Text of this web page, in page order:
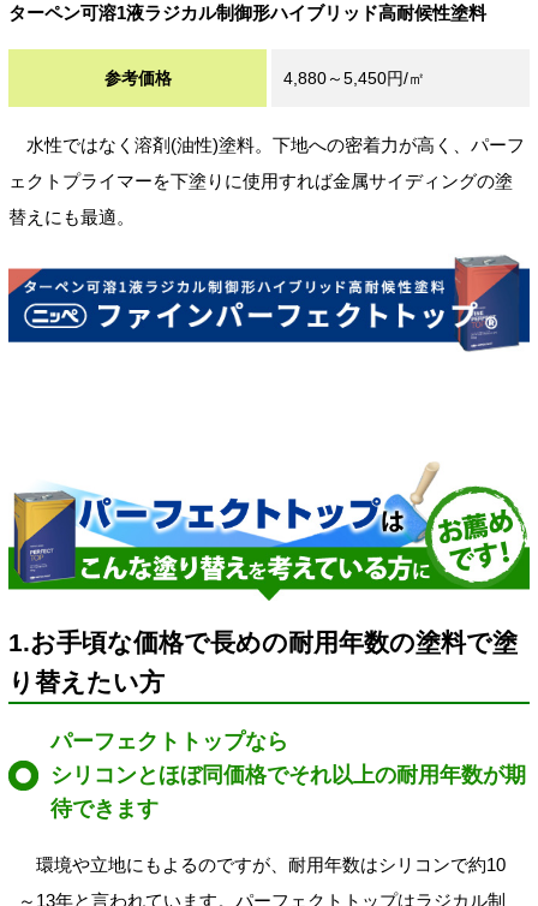
ターペン可溶1液ラジカル制御形ハイブリッド高耐候性塗料
参考価格 4,880～5,450円/㎡
水性ではなく溶剤(油性)塗料。下地への密着力が高く、パーフ
ェクトプライマーを下塗りに使用すれば金属サイディングの塗
替えにも最適。
1.お手頃な価格で長めの耐用年数の塗料で塗
り替えたい方
パーフェクトトップなら
シリコンとほぼ同価格でそれ以上の耐用年数が期
待できます
環境や立地にもよるのですが、耐用年数はシリコンで約10
～13年と言われています。パーフェクトトップはラジカル制